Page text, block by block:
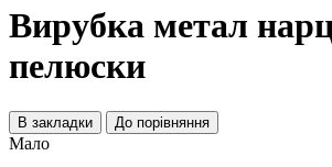
Вирубка метал
пелюски
В закладки До порівняння
Мало